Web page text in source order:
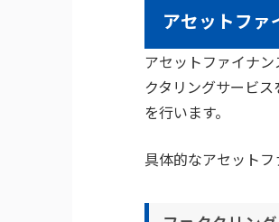
アセットファ
アセットファイナ
クタリングサービ
を行います。
具体的なアセットフ